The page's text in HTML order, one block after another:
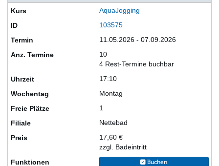
AquaJogging
103575
11.05.2026 - 07.09.2026
10
4 Rest-Termine buchbar
17:10
Montag
1
Nettebad
17,60 €
zzgl. Badeintritt
Buchen